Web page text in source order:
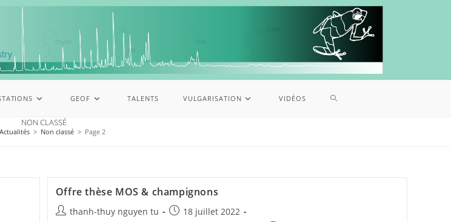
GEOF TALENTS VULGARISATION VIDÉOS
NON CLASSÉ
Actualités > Non classé > Page 2
Offre thèse MOS & champignons
thanh-thuy nguyen tu
18 juillet 2022